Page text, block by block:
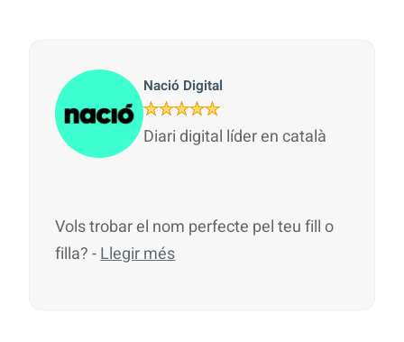
Vols trobar el nom perfecte pel teu fill o
filla? -Llegir més
Nació Digital
Diari digital líder en català